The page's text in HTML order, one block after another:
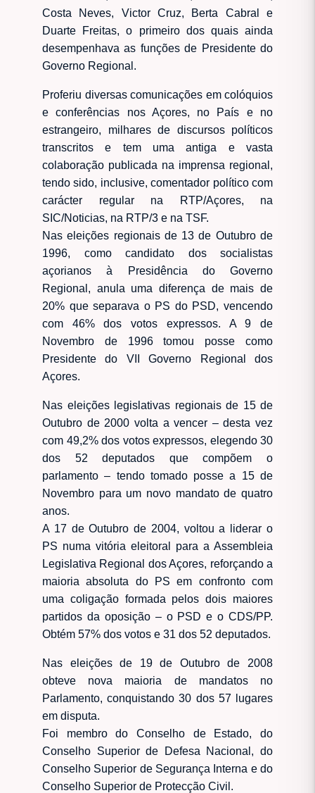
Costa Neves, Victor Cruz, Berta Cabral e
Duarte Freitas, o primeiro dos quais ainda
desempenhava as funções de Presidente do
Governo Regional.
Proferiu diversas comunicações em colóquios
e conferências nos Açores, no País e no
estrangeiro, milhares de discursos políticos
transcritos e tem uma antiga e vasta
colaboração publicada na imprensa regional,
tendo sido, inclusive, comentador político com
carácter regular na RTP/Açores, na
SIC/Noticias, na RTP/3 e na TSF.
Nas eleições regionais de 13 de Outubro de
1996, como candidato dos socialistas
açorianos à Presidência do Governo
Regional, anula uma diferença de mais de
20% que separava o PS do PSD, vencendo
com 46% dos votos expressos. A 9 de
Novembro de 1996 tomou posse como
Presidente do VII Governo Regional dos
Açores.
Nas eleições legislativas regionais de 15 de
Outubro de 2000 volta a vencer – desta vez
com 49,2% dos votos expressos, elegendo 30
dos 52 deputados que compõem o
parlamento – tendo tomado posse a 15 de
Novembro para um novo mandato de quatro
anos.
A 17 de Outubro de 2004, voltou a liderar o
PS numa vitória eleitoral para a Assembleia
Legislativa Regional dos Açores, reforçando a
maioria absoluta do PS em confronto com
uma coligação formada pelos dois maiores
partidos da oposição – o PSD e o CDS/PP.
Obtém 57% dos votos e 31 dos 52 deputados.
Nas eleições de 19 de Outubro de 2008
obteve nova maioria de mandatos no
Parlamento, conquistando 30 dos 57 lugares
em disputa.
Foi membro do Conselho de Estado, do
Conselho Superior de Defesa Nacional, do
Conselho Superior de Segurança Interna e do
Conselho Superior de Protecção Civil.